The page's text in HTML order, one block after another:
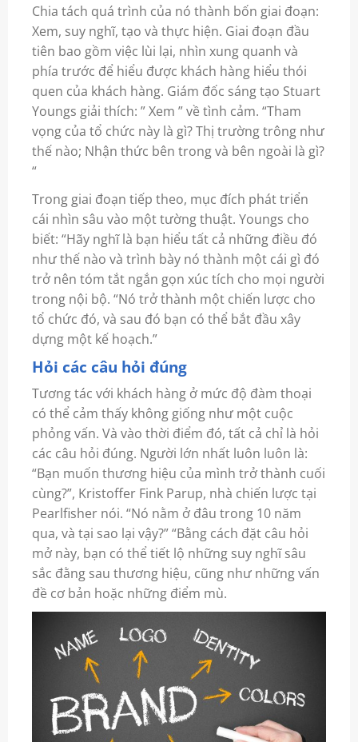
Chia tách quá trình của nó thành bốn giai đoạn:
Xem, suy nghĩ, tạo và thực hiện. Giai đoạn đầu
tiên bao gồm việc lùi lại, nhìn xung quanh và
phía trước để hiểu được khách hàng hiểu thói
quen của khách hàng. Giám đốc sáng tạo Stuart
Youngs giải thích: ” Xem ” về tình cảm. “Tham
vọng của tổ chức này là gì? Thị trường trông như
thế nào; Nhận thức bên trong và bên ngoài là gì?
“
Trong giai đoạn tiếp theo, mục đích phát triển
cái nhìn sâu vào một tường thuật. Youngs cho
biết: “Hãy nghĩ là bạn hiểu tất cả những điều đó
như thế nào và trình bày nó thành một cái gì đó
trở nên tóm tắt ngắn gọn xúc tích cho mọi người
trong nội bộ. “Nó trở thành một chiến lược cho
tổ chức đó, và sau đó bạn có thể bắt đầu xây
dựng một kế hoạch.”
Hỏi các câu hỏi đúng
Tương tác với khách hàng ở mức độ đàm thoại
có thể cảm thấy không giống như một cuộc
phỏng vấn. Và vào thời điểm đó, tất cả chỉ là hỏi
các câu hỏi đúng. Người lớn nhất luôn luôn là:
“Bạn muốn thương hiệu của mình trở thành cuối
cùng?”, Kristoffer Fink Parup, nhà chiến lược tại
Pearlfisher nói. “Nó nằm ở đâu trong 10 năm
qua, và tại sao lại vậy?” “Bằng cách đặt câu hỏi
mở này, bạn có thể tiết lộ những suy nghĩ sâu
sắc đằng sau thương hiệu, cũng như những vấn
đề cơ bản hoặc những điểm mù.